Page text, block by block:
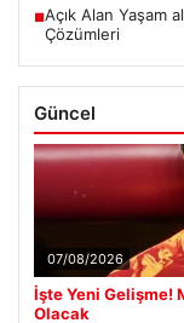
■Açık Alan Yaşam
Çözümleri
Güncel
07/08/2026
İşte Yeni Gelişme!
Olacak